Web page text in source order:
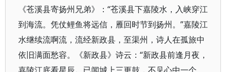
《苍溪县寄扬州兄弟》：“苍溪县下嘉陵水，入峡穿江
到海流。凭仗鲤鱼将远信，雁回时节到扬州。”嘉陵江
水继续流啊流，流经新政县，至渠州，诗人在孤旅中
依旧满面愁容。《新政县》诗云：“新政县前逢月夜，